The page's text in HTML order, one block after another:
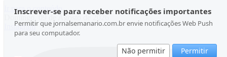
Inscrever-se para receber notificações importantes
Permitir que jornalsemanario.com.br envie notificações Web Push
para seu computador.
Não permitir Permitir
Ir para o conteúdo
Domingo, 09 de Agosto de 2026
Instagram